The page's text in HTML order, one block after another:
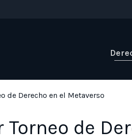
de Derecho en el Metaverso
de